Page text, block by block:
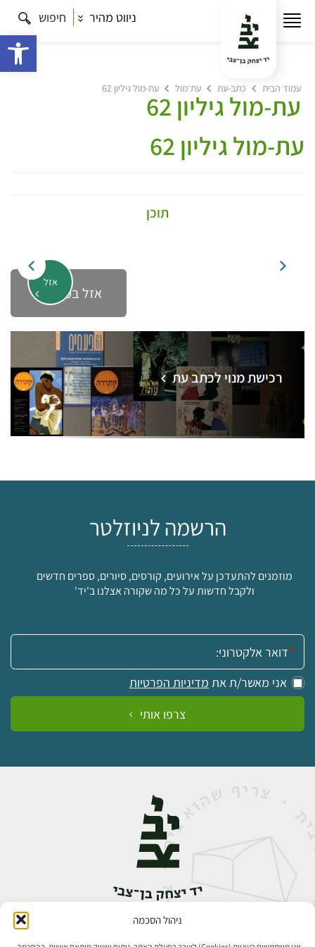
ניהול הסכמה
ניווט מהיר חיפוש
עמוד הבית כתב-עת עת־מול עת-מול גיליון 62
עת-מול גיליון 62
עת-מול גיליון 62
תוכן
אזל
אזל במלאי
רכישת מנוי לכתב עת
הרשמה לניוזלטר
מוזמנים להתעדכן על אירועים, קורסים, סיורים, ספרים חדשים
ולקבל חדשות על כל מה שקורה אצלנו ב'יד'
אימייל:
אני מאשר/ת את מדיניות הפרטיות
צרפו אותי
אבן גבירול 14, רחביה, ירושלים